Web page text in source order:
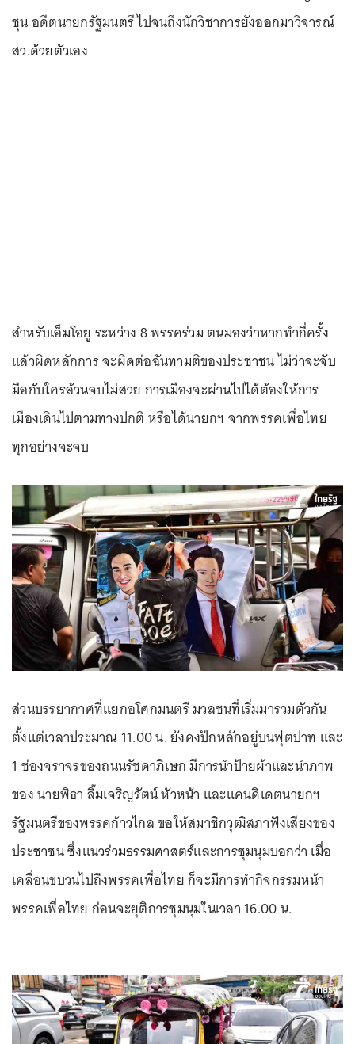
ชุน อดีตนายกรัฐมนตรี ไปจนถึงนักวิชาการยังออกมาวิจารณ์
สว.ด้วยตัวเอง
สำหรับเอ็มโอยู ระหว่าง 8 พรรคร่วม ตนมองว่าหากทำกี่ครั้ง
แล้วผิดหลักการ จะผิดต่อฉันทามติของประชาชน ไม่ว่าจะจับ
มือกับใครล้วนจบไม่สวย การเมืองจะผ่านไปได้ต้องให้การ
เมืองเดินไปตามทางปกติ หรือได้นายกฯ จากพรรคเพื่อไทย
ทุกอย่างจะจบ
ส่วนบรรยากาศที่แยกอโศกมนตรี มวลชนที่เริ่มมารวมตัวกัน
ตั้งแต่เวลาประมาณ 11.00 น. ยังคงปักหลักอยู่บนฟุตปาท และ
1 ช่องจราจรของถนนรัชดาภิเษก มีการนำป้ายผ้าและนำภาพ
ของ นายพิธา ลิ้มเจริญรัตน์ หัวหน้า และแคนดิเดตนายกฯ
รัฐมนตรีของพรรคก้าวไกล ขอให้สมาชิกวุฒิสภาฟังเสียงของ
ประชาชน ซึ่งแนวร่วมธรรมศาสตร์และการชุมนุมบอกว่า เมื่อ
เคลื่อนขบวนไปถึงพรรคเพื่อไทย ก็จะมีการทำกิจกรรมหน้า
พรรคเพื่อไทย ก่อนจะยุติการชุมนุมในเวลา 16.00 น.